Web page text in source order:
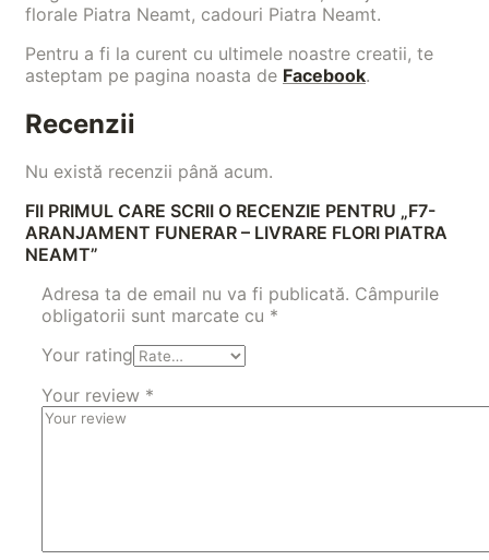
florale Piatra Neamt, cadouri Piatra Neamt.
Pentru a fi la curent cu ultimele noastre creatii, te
asteptam pe pagina noasta de Facebook.
Recenzii
Nu există recenzii până acum.
FII PRIMUL CARE SCRII O RECENZIE PENTRU „F7-
ARANJAMENT FUNERAR – LIVRARE FLORI PIATRA
NEAMT”
Adresa ta de email nu va fi publicată. Câmpurile
obligatorii sunt marcate cu *
Your rating
Your review *